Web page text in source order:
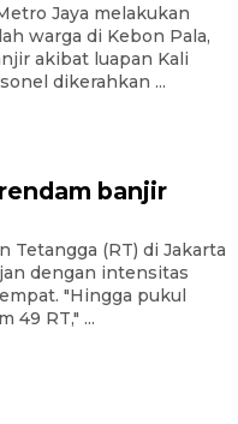
Jaya melakukan
warga di Kebon Pala,
akibat luapan Kali
dikerahkan ...
banjir
Tetangga (RT) di Jakarta
dengan intensitas
"Hingga pukul
49 RT," ...